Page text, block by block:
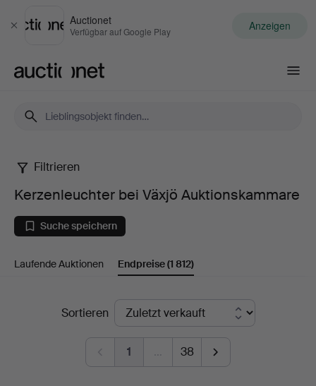
Schließen
Auctionet
Verfügbar auf Google Play Anzeigen
Kerzenleuchter
bei
Växjö
Auktionskammare
Filtrieren
Kerzenleuchter bei Växjö Auktionskammare
Suche speichern
Laufende Auktionen Endpreise(1 812)
EndpreiseSortieren
1 … 38